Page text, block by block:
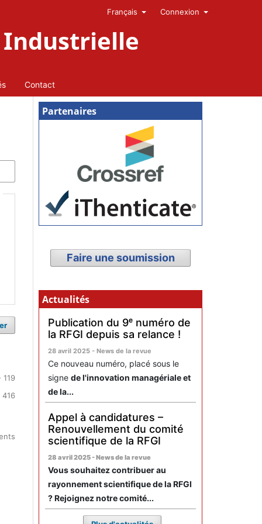
Industrielle
Contact
Français Connexion
119
416
Partenaires
Faire une soumission
Actualités
Publication du 9ᵉ numéro de
la RFGI depuis sa relance !
28 avril 2025 - News de la revue
Ce nouveau numéro, placé sous le
signe de l'innovation managériale et
de la...
Appel à candidatures –
Renouvellement du comité
scientifique de la RFGI
28 avril 2025 - News de la revue
Vous souhaitez contribuer au
rayonnement scientifique de la RFGI
? Rejoignez notre comité...